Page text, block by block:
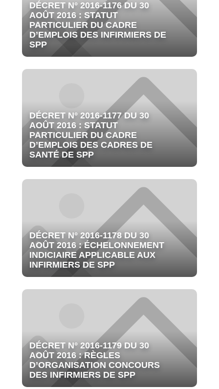
DÉCRET N° 2016-1176 DU 30
AOÛT 2016 : STATUT
PARTICULIER DU CADRE
D’EMPLOIS DES INFIRMIERS DE
SPP
DÉCRET N° 2016-1177 DU 30
AOÛT 2016 : STATUT
PARTICULIER DU CADRE
D’EMPLOIS DES CADRES DE
SANTÉ DE SPP
DÉCRET N° 2016-1178 DU 30
AOÛT 2016 : ÉCHELONNEMENT
INDICIAIRE APPLICABLE AUX
INFIRMIERS DE SPP
DÉCRET N° 2016-1179 DU 30
AOÛT 2016 : RÈGLES
D’ORGANISATION CONCOURS
DES INFIRMIERS DE SPP